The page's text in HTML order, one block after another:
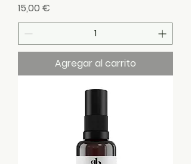
Precio
15,00 €
Agregar al carrito